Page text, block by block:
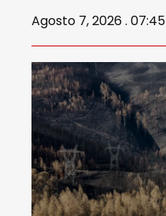
Agosto 7, 2026 . 07:45